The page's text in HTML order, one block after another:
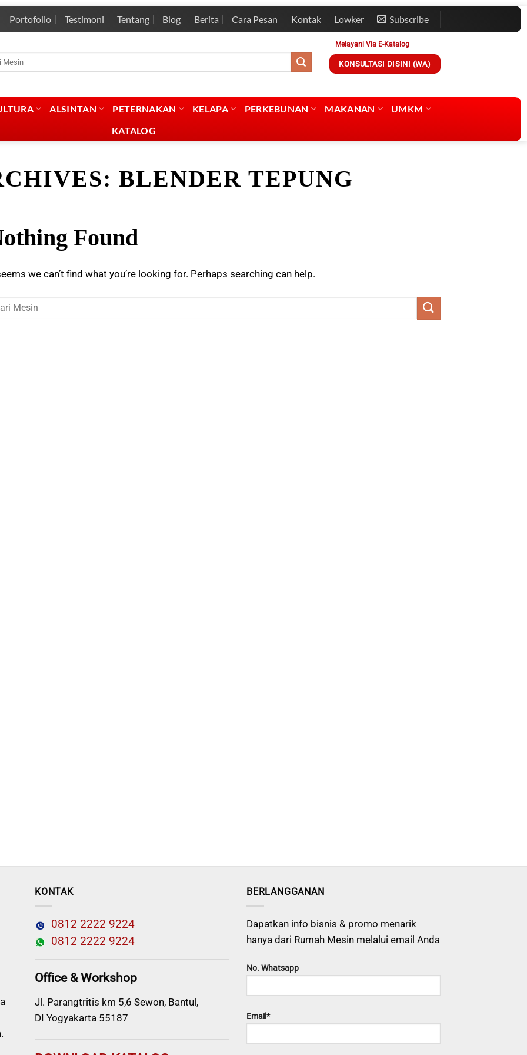
Portofolio Testimoni Tentang Blog Berita Cara Pesan Kontak Lowker Subscribe
Melayani Via E-Katalog
KONSULTASI DISINI (WA)
ALSINTAN PETERNAKAN KELAPA PERKEBUNAN MAKANAN
UMKM
KATALOG
BLENDER TEPUNG
Found
we can’t find what you’re looking for. Perhaps searching can help.
KONTAK
0812 2222 9224
0812 2222 9224
Office & Workshop
Jl. Parangtritis km 5,6 Sewon, Bantul,
DI Yogyakarta 55187
BERLANGGANAN
Dapatkan info bisnis & promo menarik
hanya dari Rumah Mesin melalui email Anda
No. Whatsapp
Email*